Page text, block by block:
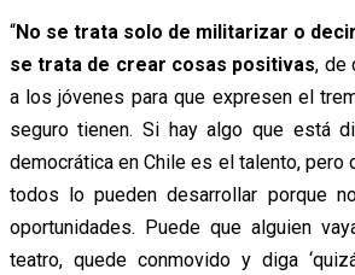
“No se trata solo de militarizar o
se trata de crear cosas positivas, de
a los jóvenes para que expresen el
seguro tienen. Si hay algo que está
democrática en Chile es el talento, pero
todos lo pueden desarrollar porque
oportunidades. Puede que alguien
teatro, quede conmovido y diga